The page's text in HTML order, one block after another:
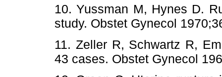
10. Yussman M, Hynes D.
study. Obstet Gynecol
11. Zeller R, Schwartz R,
43 cases. Obstet Gynecol